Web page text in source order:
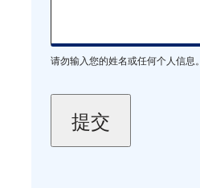
请勿输入您的姓名或任何个人信息。